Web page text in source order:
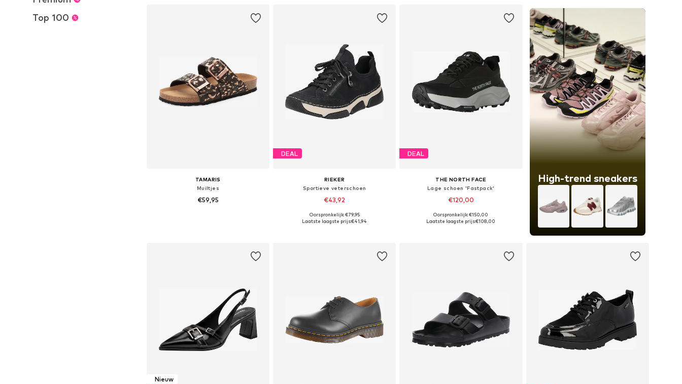
Top 100
TAMARIS
Muiltjes
€59,95
DEAL
RIEKER
Sportieve veterschoen
€43,92
+3
Beschikbaar in vele maten
Oorspronkelijk: €79,95
Laatste laagste prijs:€41,94
DEAL
THE NORTH FACE
Lage schoen 'Fastpack'
€120,00
Beschikbaar in vele maten
Oorspronkelijk: €150,00
Laatste laagste prijs:€108,00
High-trend sneakers
Nieuw